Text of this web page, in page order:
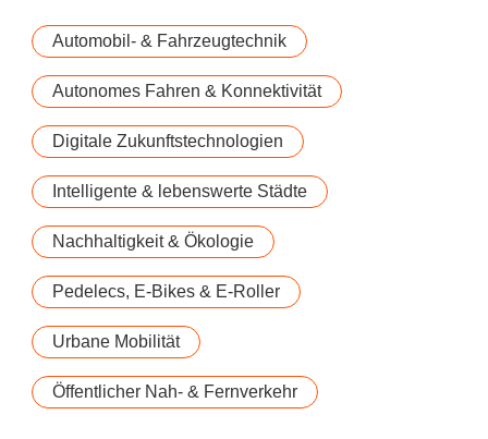
Automobil- & Fahrzeugtechnik
Autonomes Fahren & Konnektivität
Digitale Zukunftstechnologien
Intelligente & lebenswerte Städte
Nachhaltigkeit & Ökologie
Pedelecs, E-Bikes & E-Roller
Urbane Mobilität
Öffentlicher Nah- & Fernverkehr